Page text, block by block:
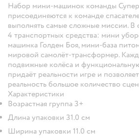
Набор мини-машинок команды
присоединяются к команде
выполнять самые сложные миссии. В
4 транспортных средства: мини
машинка Голден Боя, мини-база
мировой самолёт-трансформер.
подвижные колёса и
придаёт реальности игре и
реальность большое количество
Характеристики
Возрастная группа 3+
Длина упаковки 31.0 см
Ширина упаковки 11.0 см